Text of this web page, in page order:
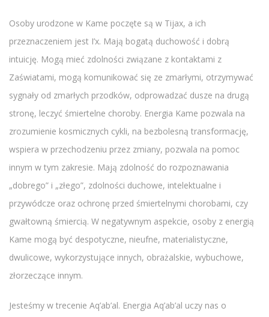
Osoby urodzone w Kame poczęte są w Tijax, a ich
przeznaczeniem jest I’x. Mają bogatą duchowość i dobrą
intuicję. Mogą mieć zdolności związane z kontaktami z
Zaświatami, mogą komunikować się ze zmarłymi, otrzymywać
sygnały od zmarłych przodków, odprowadzać dusze na drugą
stronę, leczyć śmiertelne choroby. Energia Kame pozwala na
zrozumienie kosmicznych cykli, na bezbolesną transformację,
wspiera w przechodzeniu przez zmiany, pozwala na pomoc
innym w tym zakresie. Mają zdolność do rozpoznawania
„dobrego” i „złego”, zdolności duchowe, intelektualne i
przywódcze oraz ochronę przed śmiertelnymi chorobami, czy
gwałtowną śmiercią. W negatywnym aspekcie, osoby z energią
Kame mogą być despotyczne, nieufne, materialistyczne,
dwulicowe, wykorzystujące innych, obrażalskie, wybuchowe,
złorzeczące innym.
Jesteśmy w trecenie Aq’ab’al. Energia Aq’ab’al uczy nas o